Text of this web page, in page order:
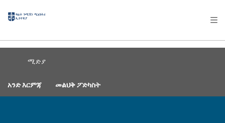
AFRICA
OCEANIA
ሚድያ
አንድ እርምጃ መልህቅ ፖድካስት